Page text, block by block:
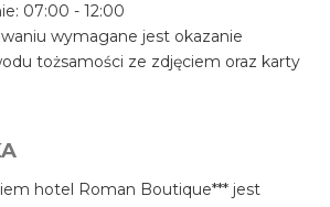
07:00 - 12:00
wymagane jest okazanie
tożsamości ze zdjęciem oraz karty
hotel Roman Boutique*** jest